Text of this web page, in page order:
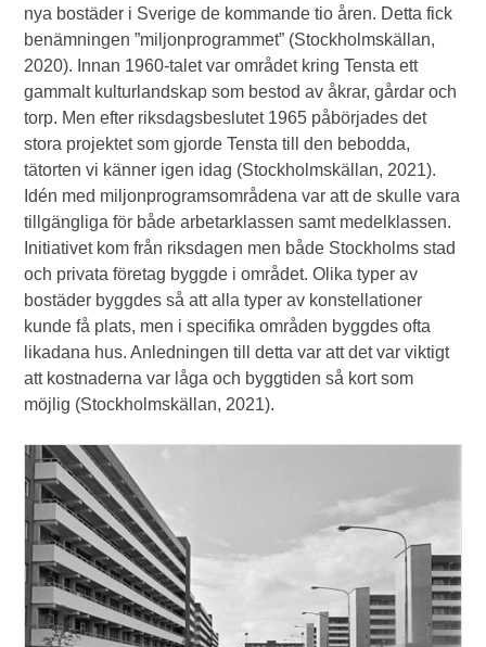
nya bostäder i Sverige de kommande tio åren. Detta fick
benämningen ”miljonprogrammet” (Stockholmskällan,
2020). Innan 1960-talet var området kring Tensta ett
gammalt kulturlandskap som bestod av åkrar, gårdar och
torp. Men efter riksdagsbeslutet 1965 påbörjades det
stora projektet som gjorde Tensta till den bebodda,
tätorten vi känner igen idag (Stockholmskällan, 2021).
Idén med miljonprogramsområdena var att de skulle vara
tillgängliga för både arbetarklassen samt medelklassen.
Initiativet kom från riksdagen men både Stockholms stad
och privata företag byggde i området. Olika typer av
bostäder byggdes så att alla typer av konstellationer
kunde få plats, men i specifika områden byggdes ofta
likadana hus. Anledningen till detta var att det var viktigt
att kostnaderna var låga och byggtiden så kort som
möjlig (Stockholmskällan, 2021).